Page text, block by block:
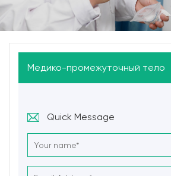
Медико-промежуточный тело
Quick Message